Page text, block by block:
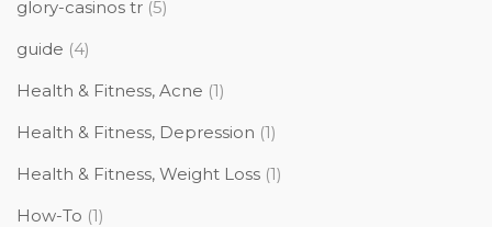
glory-casinos tr (5)
guide (4)
Health & Fitness, Acne (1)
Health & Fitness, Depression (1)
Health & Fitness, Weight Loss (1)
How-To (1)